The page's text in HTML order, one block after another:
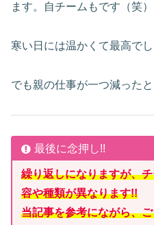
ます。自チームもです（笑）
寒い日には温かくて最高でし
でも親の仕事が一つ減った
最後に念押し!!
繰り返しになりますが、
容や種類が異なります!!
当記事を参考にながら、